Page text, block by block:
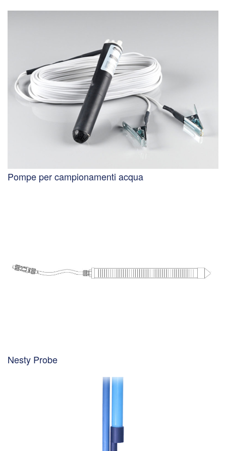
Pompe per campionamenti acqua
Nesty Probe